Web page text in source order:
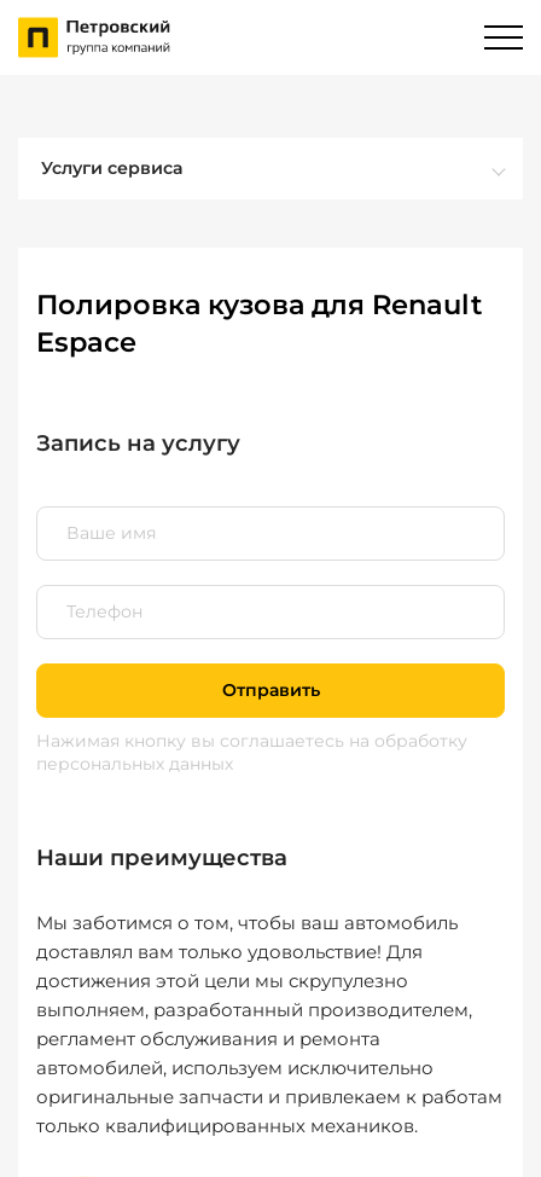
Услуги сервиса
Полировка кузова для Renault
Espace
Запись на услугу
Отправить
Нажимая кнопку вы соглашаетесь на обработку
персональных данных
Наши преимущества
Мы заботимся о том, чтобы ваш автомобиль
доставлял вам только удовольствие! Для
достижения этой цели мы скрупулезно
выполняем, разработанный производителем,
регламент обслуживания и ремонта
автомобилей, используем исключительно
оригинальные запчасти и привлекаем к работам
только квалифицированных механиков.